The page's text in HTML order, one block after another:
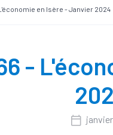
en Isère - Janvier 2024
-